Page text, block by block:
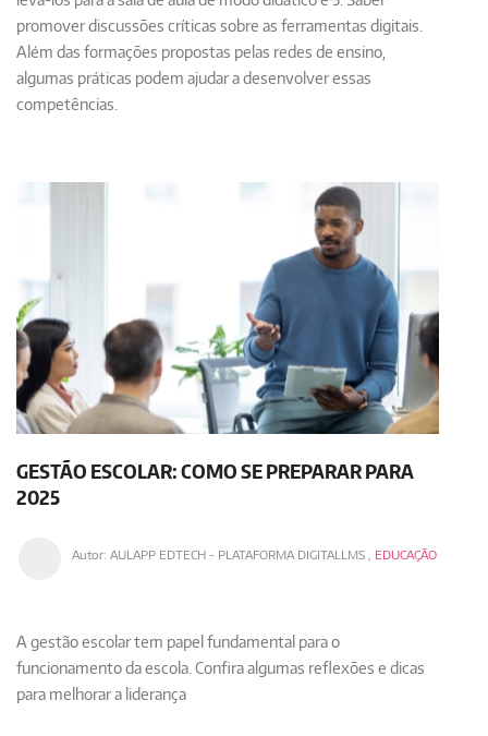
promover discussões críticas sobre as ferramentas digitais.
Além das formações propostas pelas redes de ensino,
algumas práticas podem ajudar a desenvolver essas
competências.
GESTÃO ESCOLAR: COMO SE PREPARAR PARA
2025
Autor: AULAPP EDTECH - PLATAFORMA DIGITALLMS EDUCAÇÃO
A gestão escolar tem papel fundamental para o
funcionamento da escola. Confira algumas reflexões e dicas
para melhorar a liderança